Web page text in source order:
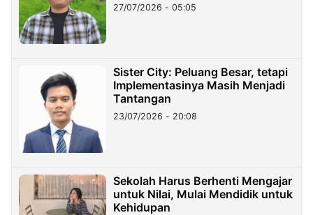
27/07/2026 - 05:05
Sister City: Peluang Besar, tetapi
Implementasinya Masih Menjadi
Tantangan
23/07/2026 - 20:08
Sekolah Harus Berhenti Mengajar
untuk Nilai, Mulai Mendidik untuk
Kehidupan